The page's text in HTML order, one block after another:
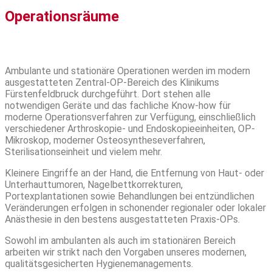
Operationsräume
Ambulante und stationäre Operationen werden im modern
ausgestatteten Zentral-OP-Bereich des Klinikums
Fürstenfeldbruck durchgeführt. Dort stehen alle
notwendigen Geräte und das fachliche Know-how für
moderne Operationsverfahren zur Verfügung, einschließlich
verschiedener Arthroskopie- und Endoskopieeinheiten, OP-
Mikroskop, moderner Osteosyntheseverfahren,
Sterilisationseinheit und vielem mehr.
Kleinere Eingriffe an der Hand, die Entfernung von Haut- oder
Unterhauttumoren, Nagelbettkorrekturen,
Portexplantationen sowie Behandlungen bei entzündlichen
Veränderungen erfolgen in schonender regionaler oder lokaler
Anästhesie in den bestens ausgestatteten Praxis-OPs.
Sowohl im ambulanten als auch im stationären Bereich
arbeiten wir strikt nach den Vorgaben unseres modernen,
qualitätsgesicherten Hygienemanagements.